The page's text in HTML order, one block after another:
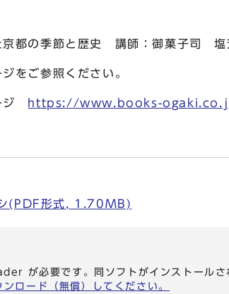
季節と歴史 講師：御菓子司 塩
をご参照ください。
ジ https://www.books-
シ(PDF形式, 1.70MB)
が必要です。同ソフトがインストールさ
ード（無償）してください。